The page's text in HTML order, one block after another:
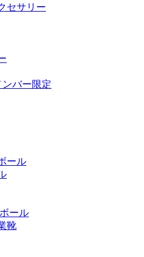
セサリー
ンバー限定
ール
ール
靴